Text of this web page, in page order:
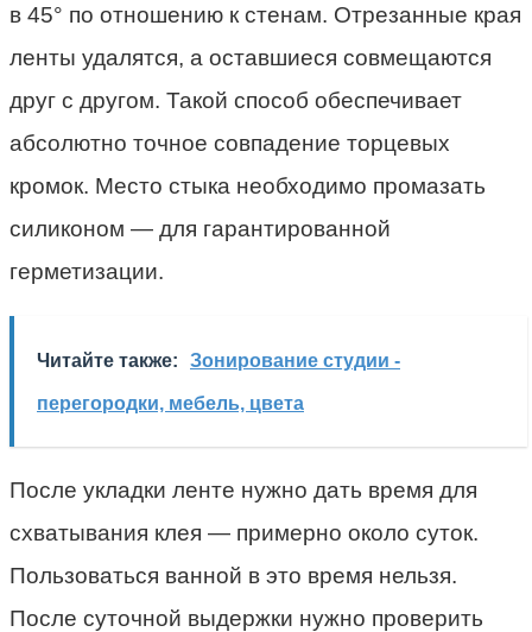
в 45° по отношению к стенам. Отрезанные края
ленты удалятся, а оставшиеся совмещаются
друг с другом. Такой способ обеспечивает
абсолютно точное совпадение торцевых
кромок. Место стыка необходимо промазать
силиконом — для гарантированной
герметизации.
Читайте также: Зонирование студии -
перегородки, мебель, цвета
После укладки ленте нужно дать время для
схватывания клея — примерно около суток.
Пользоваться ванной в это время нельзя.
После суточной выдержки нужно проверить